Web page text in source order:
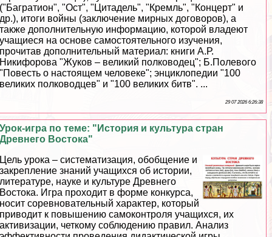
("Багратион", "Ост", "Цитадель", "Кремль", "Концерт" и
др.), итоги войны (заключение мирных договоров), а
также дополнительную информацию, которой владеют
учащиеся на основе самостоятельного изучения,
прочитав дополнительный материал: книги А.Р.
Никифорова "Жуков – великий полководец"; Б.Полевого
"Повесть о настоящем человеке"; энциклопедии "100
великих полководцев" и "100 великих битв". ...
29 07 2026 6:26:38
Урок-игра по теме: "История и культура стран
Древнего Востока"
Цель урока – систематизация, обобщение и
закрепление знаний учащихся об истории,
литературе, науке и культуре Древнего
Востока. Игра проходит в форме конкурса,
носит соревновательный хаpaктер, который
приводит к повышению самоконтроля учащихся, их
активизации, четкому соблюдению правил. Анализ